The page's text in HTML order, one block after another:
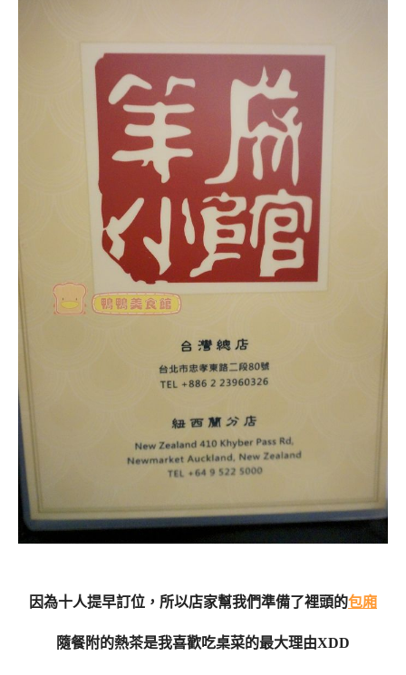
因為十人提早訂位，所以店家幫我們準備了裡頭的包廂
隨餐附的熱茶是我喜歡吃桌菜的最大理由XDD